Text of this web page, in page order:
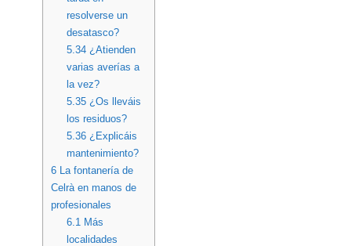
resolverse un
desatasco?
5.34¿Atienden
varias averías a
la vez?
5.35¿Os lleváis
los residuos?
5.36¿Explicáis
mantenimiento?
6 La fontanería de
Celrà en manos de
profesionales
6.1 Más
localidades